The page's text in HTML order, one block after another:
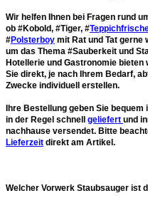
Wir helfen Ihnen bei Fragen rund
ob #Kobold, #Tiger, #
#Polsterboy mit Rat und Tat
um das Thema #Sauberkeit und
Hotellerie und Gastronomie
Sie direkt, je nach Ihrem Bedarf,
Zwecke individuell erstellen.
Ihre Bestellung geben Sie bequem
in der Regel schnell geliefert und
nachhause versendet. Bitte
Lieferzeit direkt am Artikel.
Welcher Vorwerk Staubsauger ist